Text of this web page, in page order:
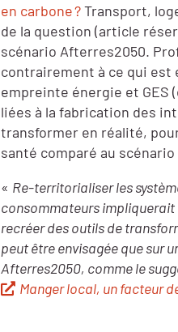
en carbone ?Transport,
de la question (article
scénario Afterres2050.
contrairement à ce qui est
empreinte énergie et
liées à la fabrication des
transformer en réalité,
santé comparé au
« Re-territorialiser les
consommateurs impliquerait
recréer des outils de
peut être envisagée que sur
Afterres2050, comme le
Manger local, un facteur